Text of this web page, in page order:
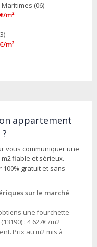
(06)
m²
m²
appartement
vous communiquer une
fiable et sérieux.
gratuit et sans
sur le marché
une fourchette
: 4 627€ /m2
Prix au m2 mis à